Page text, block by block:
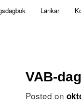
Länkar
VAB-
Posted on